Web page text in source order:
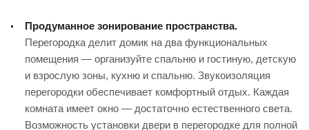
Продуманное зонирование пространства.
Перегородка делит домик на два функциональных
помещения — организуйте спальню и гостиную, детскую
и взрослую зоны, кухню и спальню. Звукоизоляция
перегородки обеспечивает комфортный отдых. Каждая
комната имеет окно — достаточно естественного света.
Возможность установки двери в перегородке для полной